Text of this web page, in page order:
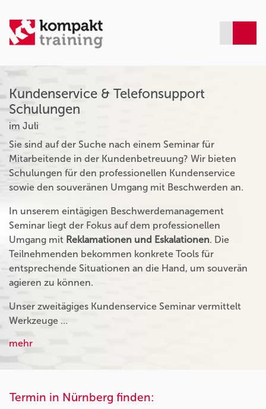
Kundenservice & Telefonsupport
Schulungen
im Juli
Sie sind auf der Suche nach einem Seminar für
Mitarbeitende in der Kundenbetreuung? Wir bieten
Schulungen für den professionellen Kundenservice
sowie den souveränen Umgang mit Beschwerden an.
In unserem eintägigen Beschwerdemanagement
Seminar liegt der Fokus auf dem professionellen
Umgang mit Reklamationen und Eskalationen. Die
Teilnehmenden bekommen konkrete Tools für
entsprechende Situationen an die Hand, um souverän
agieren zu können.
Unser zweitägiges Kundenservice Seminar vermittelt
Werkzeuge …
mehr
Termin in Nürnberg finden: